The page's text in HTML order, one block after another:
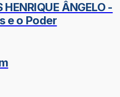
HENRIQUE ÂNGELO -
e o Poder